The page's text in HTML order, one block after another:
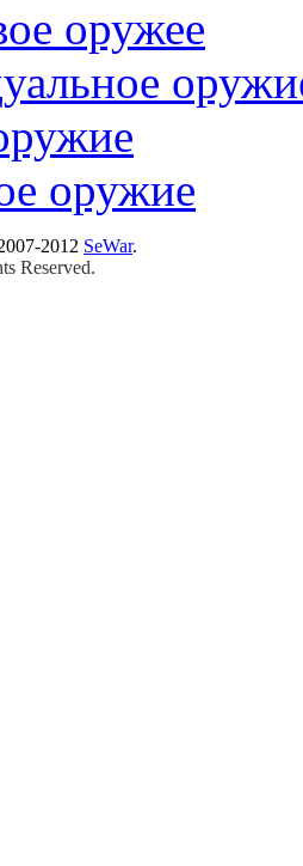
оружее
оружие
2012 SeWar.
Reserved.